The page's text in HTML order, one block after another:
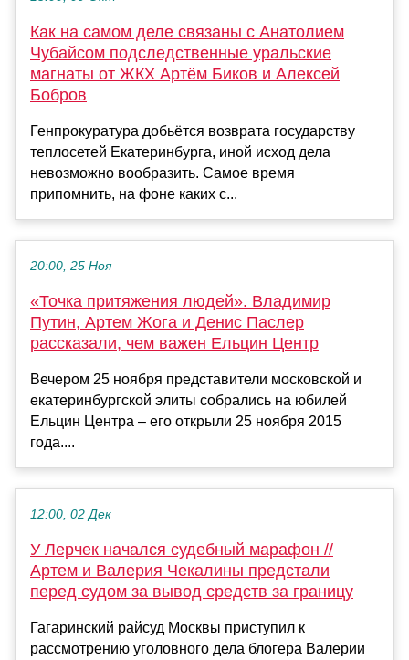
Как на самом деле связаны с Анатолием
Чубайсом подследственные уральские
магнаты от ЖКХ Артём Биков и Алексей
Бобров
Генпрокуратура добьётся возврата государству
теплосетей Екатеринбурга, иной исход дела
невозможно вообразить. Самое время
припомнить, на фоне каких с...
20:00, 25 Ноя
«Точка притяжения людей». Владимир
Путин, Артем Жога и Денис Паслер
рассказали, чем важен Ельцин Центр
Вечером 25 ноября представители московской и
екатеринбургской элиты собрались на юбилей
Ельцин Центра – его открыли 25 ноября 2015
года....
12:00, 02 Дек
У Лерчек начался судебный марафон //
Артем и Валерия Чекалины предстали
перед судом за вывод средств за границу
Гагаринский райсуд Москвы приступил к
рассмотрению уголовного дела блогера Валерии